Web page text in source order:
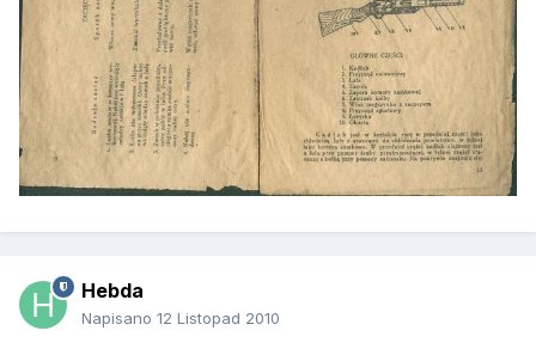
Hebda
Napisano 12 Listopad 2010